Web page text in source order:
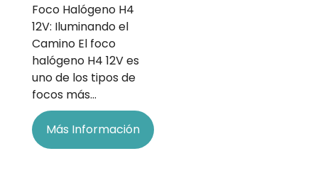
Foco Halógeno H4
12V: Iluminando el
Camino El foco
halógeno H4 12V es
uno de los tipos de
focos más…
Más Información